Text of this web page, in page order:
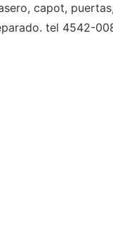
capot,
tel 4542-